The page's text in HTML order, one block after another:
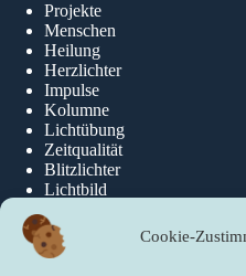
Cookie-
Projekte
Menschen
Heilung
Herzlichter
Impulse
Kolumne
Lichtübung
Zeitqualität
Blitzlichter
Lichtbild